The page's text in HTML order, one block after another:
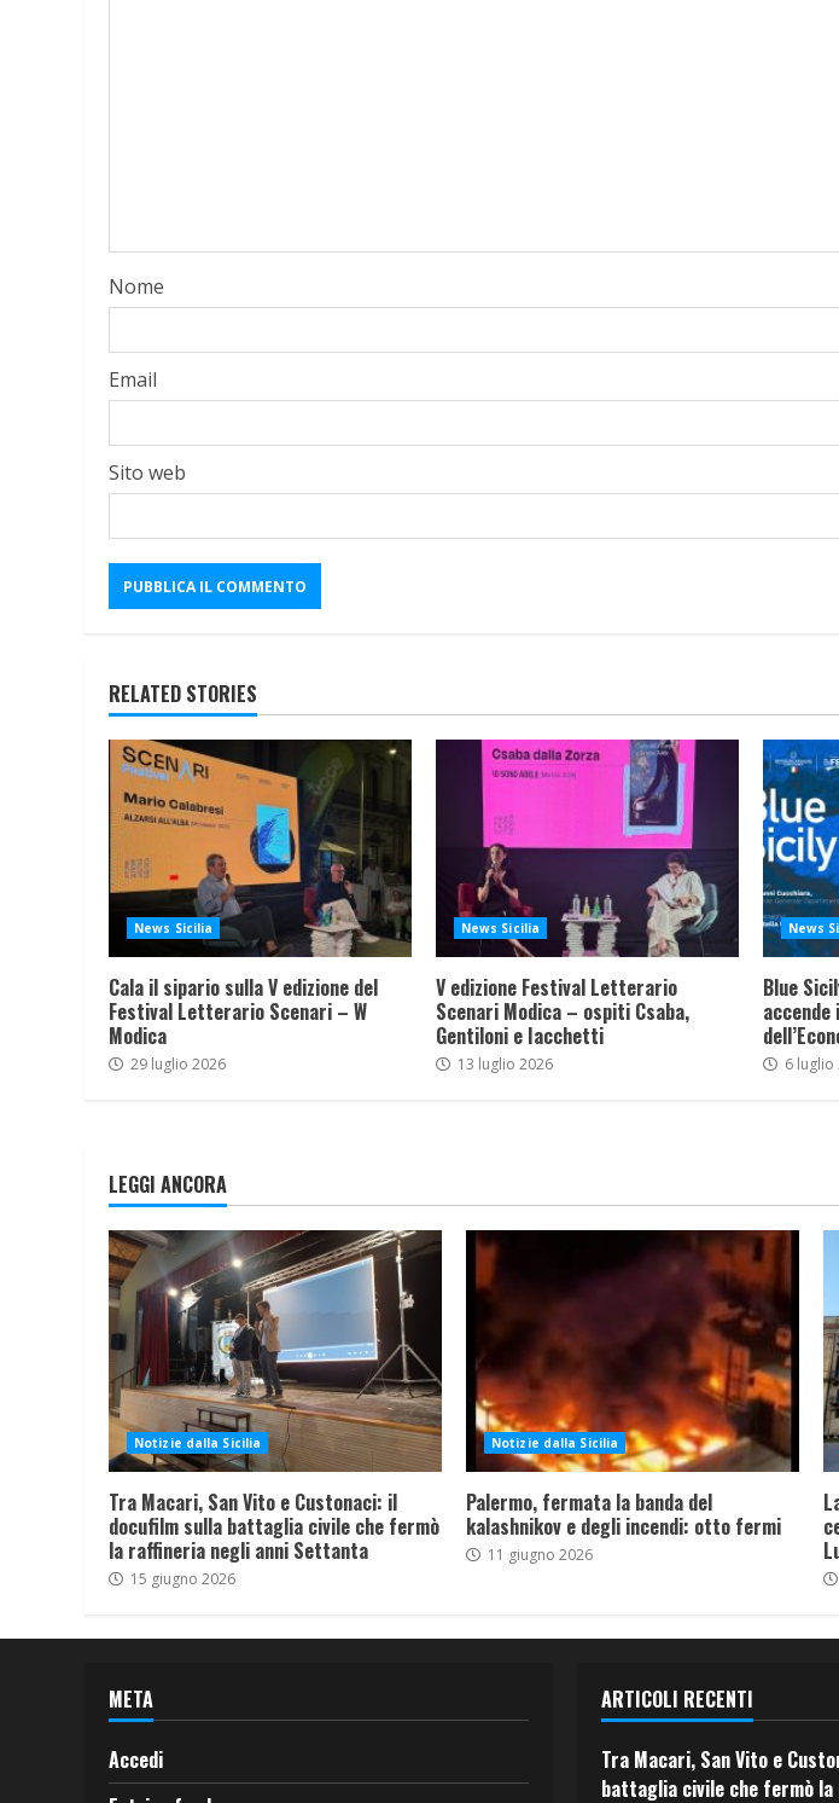
Nome
Email
Sito web
RELATED STORIES
News Sicilia
Cala il sipario sulla V edizione del
Festival Letterario Scenari – W
Modica
29 luglio 2026
News Sicilia
V edizione Festival Letterario
Scenari Modica – ospiti Csaba,
Gentiloni e Iacchetti
13 luglio 2026
News
Blue
6 luglio
LEGGI ANCORA
Notizie dalla Sicilia
Tra Macari, San Vito e Custonaci: il
docufilm sulla battaglia civile che fermò
la raffineria negli anni Settanta
15 giugno 2026
Notizie dalla Sicilia
Palermo, fermata la banda del
kalashnikov e degli incendi: otto fermi
11 giugno 2026
META
Accedi
ARTICOLI RECENTI
Tra Macari, San Vito e
battaglia civile che fermò